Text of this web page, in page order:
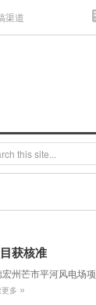
渠道
获核准
州芒市平河风电场项
多 »